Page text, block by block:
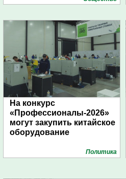
На конкурс
«Профессионалы-2026»
могут закупить китайское
оборудование
Политика